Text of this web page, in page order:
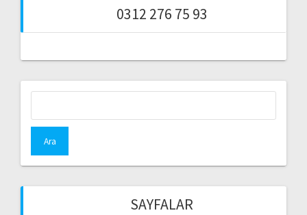
0312 276 75 93
SAYFALAR